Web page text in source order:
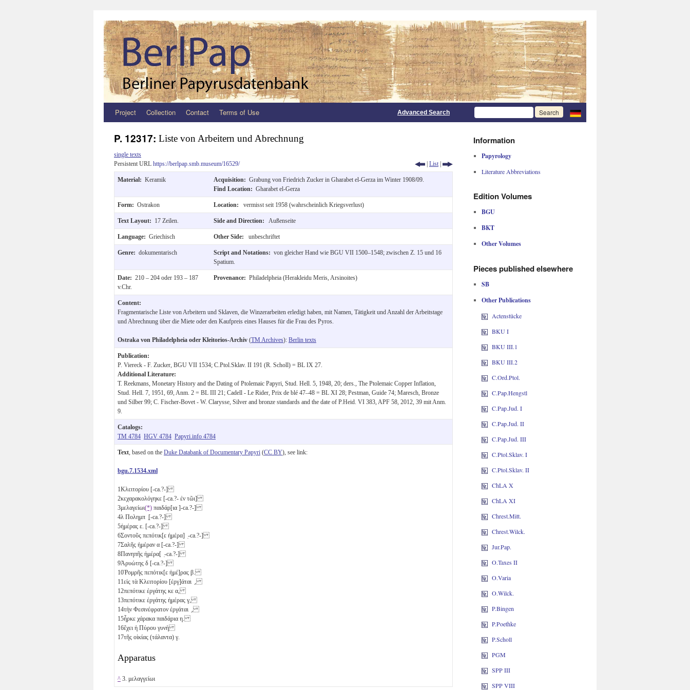
Zum
springen
Project Collection Contact Terms of Use Advanced Search
P. 12317: Liste von Arbeitern und Abrechnung
single texts
Persistent URL https://berlpap.smb.museum/16529/ | List |
Material: Keramik Acquisition: Grabung von Friedrich Zucker in Gharabet el-Gerza im Winter 1908/09.
Find Location: Gharabet el-Gerza
Form: Ostrakon Location: vermisst seit 1958 (wahrscheinlich Kriegsverlust)
Text Layout: 17 Zeilen. Side and Direction: Außenseite
Language: Griechisch Other Side: unbeschriftet
Genre: dokumentarisch Script and Notations: von gleicher Hand wie BGU VII 1500–1548; zwischen Z. 15 und 16
Spatium.
Date: 210 – 204 oder 193 – 187
v.Chr.
Provenance: Philadelpheia (Herakleidu Meris, Arsinoites)
Content:
Fragmentarische Liste von Arbeitern und Sklaven, die Winzerarbeiten erledigt haben, mit Namen, Tätigkeit und Anzahl der Arbeitstage
und Abrechnung über die Miete oder den Kaufpreis eines Hauses für die Frau des Pyros.
Ostraka von Philadelpheia oder Kleitorios-Archiv (TM Archives): Berlin texts
Publication:
P. Viereck - F. Zucker, BGU VII 1534; C.Ptol.Sklav. II 191 (R. Scholl) = BL IX 27.
Additional Literature:
T. Reekmans, Monetary History and the Dating of Ptolemaic Papyri, Stud. Hell. 5, 1948, 20; ders., The Ptolemaic Copper Inflation,
Stud. Hell. 7, 1951, 69, Anm. 2 = BL III 21; Cadell - Le Rider, Prix de blé 47–48 = BL XI 28; Pestman, Guide 74; Maresch, Bronze
und Silber 99; C. Fischer-Bovet - W. Clarysse, Silver and bronze standards and the date of P.Heid. VI 383, APF 58, 2012, 39 mit Anm.
9.
Catalogs:
TM 4784 HGV 4784 Papyri.info 4784
Text , based on the Duke Databank of Documentary Papyri (CC BY), see link:
bgu.7.1534.xml
1Κλειτορίου [-ca.?-]
2κεχαρακολόγηκε [-ca.?- ἐν τῶι]
3μελαγείωι(*) παιδάρ[ια ]-ca.?-]
4λ Πολημπ ̣[-ca.?-]
5ἡμέρας ε . [-ca.?-]
6Σοντοῦς πεπότικ[ε ἡμέρα] ̣-ca.?-]
7Σαλῆς ἡμέραν α [-ca.?-]
8Πανηπῆς ἡμέρα[ ̣-ca.?-]
9Ἁρυώτης δ [-ca.?-]
10Ῥομρῆς πεπότικ[ε ἡμέ]ρας β .
11εἰς τὰ Κλειτορίου [ἐργ]άται ̣,
12πεπότικε ἐργάτης κε α ,
13πεπότικε ἐργάτης ἡμέρας γ ,
14τὴν Φεσινέφρατον ἐργάται ̣,
15ἦρκε χάρακα παιδά̣ρια η .
16ἔχει ἡ Πύρου γυνὴ
17τῆς οἰκίας (τάλαντα) γ
Apparatus
^ 3. μελαγγείωι
Information
Papyrology
Literature Abbreviations
Edition Volumes
BGU
BKT
Other Volumes
Pieces published elsewhere
SB
Other Publications
Actenstücke
BKU I
BKU III.1
BKU III.2
C.Ord.Ptol.
C.Pap.Hengstl
C.Pap.Jud. I
C.Pap.Jud. II
C.Pap.Jud. III
C.Ptol.Sklav. I
C.Ptol.Sklav. II
ChLA X
ChLA XI
Chrest.Mitt.
Chrest.Wilck.
Jur.Pap.
O.Taxes II
O.Varia
O.Wilck.
P.Bingen
P.Poethke
P.Scholl
PGM
SPP III
SPP VIII